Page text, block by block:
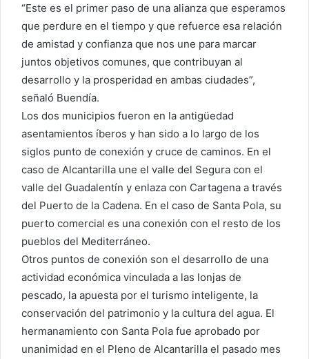
“Este es el primer paso de una alianza que esperamos
que perdure en el tiempo y que refuerce esa relación
de amistad y confianza que nos une para marcar
juntos objetivos comunes, que contribuyan al
desarrollo y la prosperidad en ambas ciudades”,
señaló Buendía.
Los dos municipios fueron en la antigüedad
asentamientos íberos y han sido a lo largo de los
siglos punto de conexión y cruce de caminos. En el
caso de Alcantarilla une el valle del Segura con el
valle del Guadalentín y enlaza con Cartagena a través
del Puerto de la Cadena. En el caso de Santa Pola, su
puerto comercial es una conexión con el resto de los
pueblos del Mediterráneo.
Otros puntos de conexión son el desarrollo de una
actividad económica vinculada a las lonjas de
pescado, la apuesta por el turismo inteligente, la
conservación del patrimonio y la cultura del agua. El
hermanamiento con Santa Pola fue aprobado por
unanimidad en el Pleno de Alcantarilla el pasado mes